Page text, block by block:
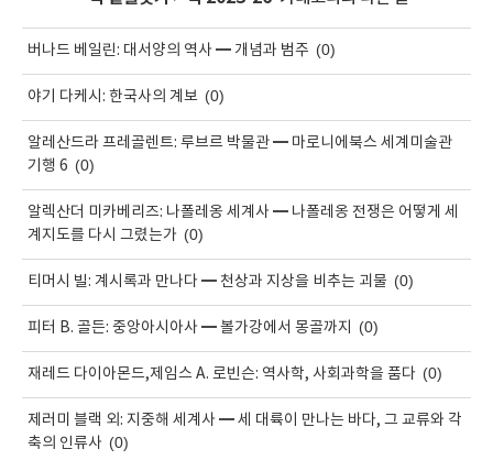
버나드 베일린: 대서양의 역사 ━ 개념과 범주 (0)
야기 다케시: 한국사의 계보 (0)
알레산드라 프레골렌트: 루브르 박물관 ━ 마로니에북스 세계미술관
기행 6 (0)
알렉산더 미카베리즈: 나폴레옹 세계사 ━ 나폴레옹 전쟁은 어떻게 세
계지도를 다시 그렸는가 (0)
티머시 빌: 계시록과 만나다 ━ 천상과 지상을 비추는 괴물 (0)
피터 B. 골든: 중앙아시아사 ━ 볼가강에서 몽골까지 (0)
재레드 다이아몬드,제임스 A. 로빈슨: 역사학, 사회과학을 품다 (0)
제러미 블랙 외: 지중해 세계사 ━ 세 대륙이 만나는 바다, 그 교류와 각
축의 인류사 (0)